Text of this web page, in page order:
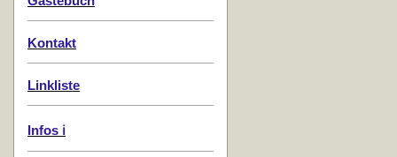
Kontakt
Linkliste
Infos ℹ️